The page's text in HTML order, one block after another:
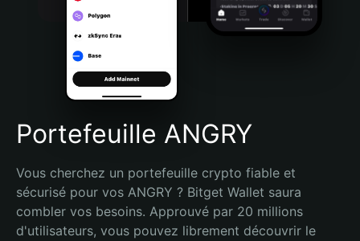
Português (Brasil)
Español (Argentina)
Portefeuille ANGRY
Vous cherchez un portefeuille crypto fiable et
sécurisé pour vos ANGRY ? Bitget Wallet saura
combler vos besoins. Approuvé par 20 millions
d'utilisateurs, vous pouvez librement découvrir le